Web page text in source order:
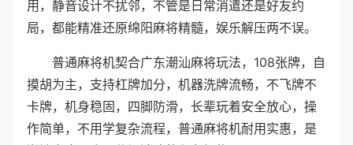
用，静音设计不扰邻，不管是日常消遣还是好友约
局，都能精准还原绵阳麻将精髓，娱乐解压两不误。
普通麻将机契合广东潮汕麻将玩法，108张牌，自
摸胡为主，支持杠牌加分，机器洗牌流畅，不飞牌不
卡牌，机身稳固，四脚防滑，长辈玩着安全放心，操
作简单，不用学复杂流程，普通麻将机耐用实惠，是